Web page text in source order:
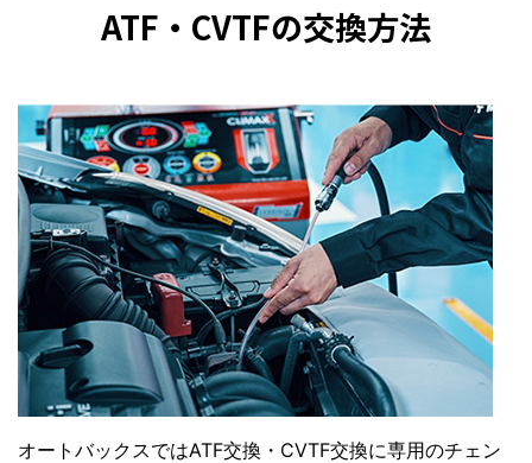
ATF・CVTFの交換方法
オートバックスではATF交換・CVTF交換に専用のチェン